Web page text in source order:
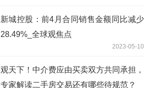
新城控股：前4月合同销售金额同比减少
28.49%_全球观焦点
2023-05-10
观天下！中介费应由买卖双方共同承担，
专家解读二手房交易还有哪些待规范？